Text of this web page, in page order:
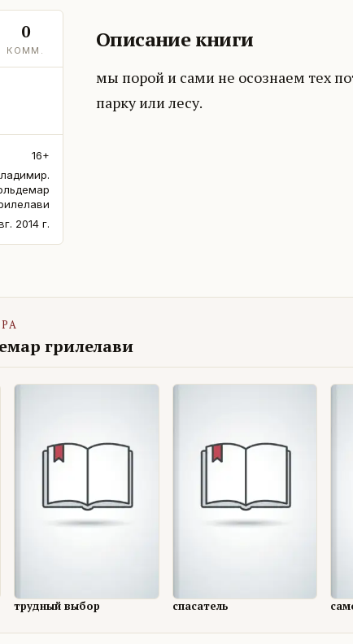
0
КОММ.
16+
2014 г.
Описание книги
мы порой и сами не осознаем тех
парку или лесу.
грилелави
трудный выбор спасатель